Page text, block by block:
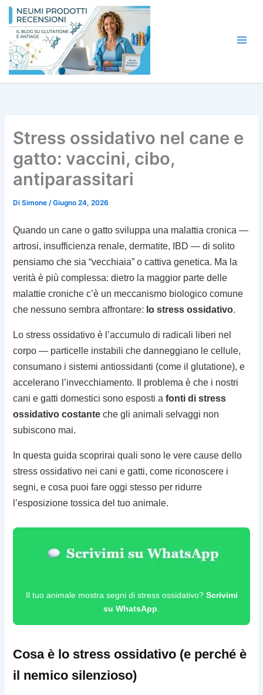
Vai
contenuto
Stress ossidativo nel cane e
gatto: vaccini, cibo,
antiparassitari
DiSimone/Giugno 24, 2026
Quando un cane o gatto sviluppa una malattia cronica —
artrosi, insufficienza renale, dermatite, IBD — di solito
pensiamo che sia “vecchiaia” o cattiva genetica. Ma la
verità è più complessa: dietro la maggior parte delle
malattie croniche c’è un meccanismo biologico comune
che nessuno sembra affrontare: lo stress ossidativo.
Lo stress ossidativo è l’accumulo di radicali liberi nel
corpo — particelle instabili che danneggiano le cellule,
consumano i sistemi antiossidanti (come il glutatione), e
accelerano l’invecchiamento. Il problema è che i nostri
cani e gatti domestici sono esposti afonti di stress
ossidativo costante che gli animali selvaggi non
subiscono mai.
In questa guida scoprirai quali sono le vere cause dello
stress ossidativo nei cani e gatti, come riconoscere i
segni, e cosa puoi fare oggi stesso per ridurre
l’esposizione tossica del tuo animale.
Il tuo animale mostra segni di stress ossidativo? Scrivimi
su WhatsApp
Cosa è lo stress ossidativo (e perché è
il nemico silenzioso)